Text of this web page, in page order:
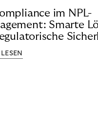
im NPL-
Smarte